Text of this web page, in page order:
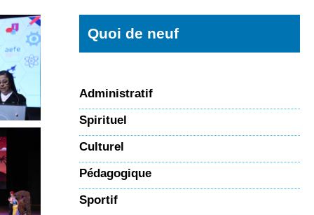
Quoi de neuf
Administratif
Spirituel
Culturel
Pédagogique
Sportif